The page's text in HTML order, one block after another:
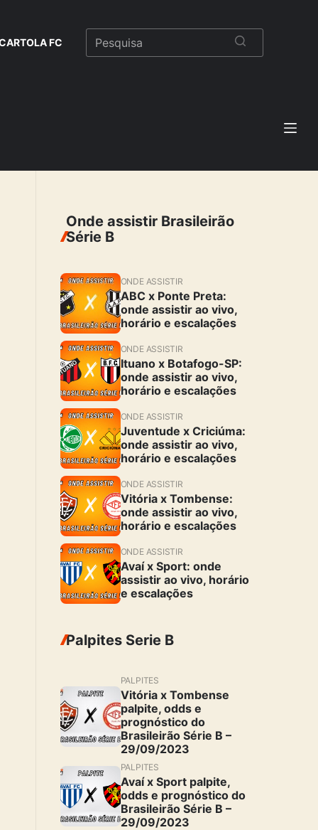
FC
Onde assistir Brasileirão
Série B
ONDE ASSISTIR
ABC x Ponte Preta:
onde assistir ao vivo,
horário e escalações
ONDE ASSISTIR
Ituano x Botafogo-SP:
onde assistir ao vivo,
horário e escalações
ONDE ASSISTIR
Juventude x Criciúma:
onde assistir ao vivo,
horário e escalações
ONDE ASSISTIR
Vitória x Tombense:
onde assistir ao vivo,
horário e escalações
ONDE ASSISTIR
Avaí x Sport: onde
assistir ao vivo, horário
e escalações
Palpites Serie B
PALPITES
Vitória x Tombense
palpite, odds e
prognóstico do
Brasileirão Série B –
29/09/2023
PALPITES
Avaí x Sport palpite,
odds e prognóstico do
Brasileirão Série B –
29/09/2023